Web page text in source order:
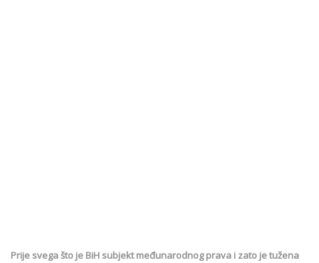
Prije svega što je BiH subjekt međunarodnog prava i zato je tužena